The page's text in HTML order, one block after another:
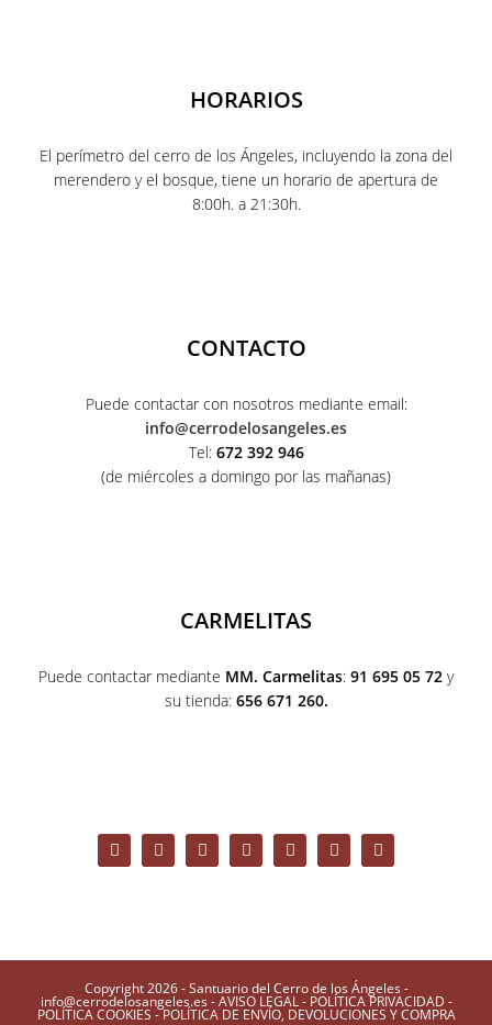
HORARIOS
El perímetro del cerro de los Ángeles, incluyendo la zona del
merendero y el bosque, tiene un horario de apertura de
8:00h. a 21:30h.
CONTACTO
Puede contactar con nosotros mediante email:
info@cerrodelosangeles.es
Tel: 672 392 946
(de miércoles a domingo por las mañanas)
CARMELITAS
Puede contactar mediante MM. Carmelitas: 91 695 05 72 y
su tienda: 656 671 260.
Copyright 2026 - Santuario del Cerro de los Ángeles -
info@cerrodelosangeles.es -AVISO LEGAL- POLÍTICA PRIVACIDAD -
POLÍTICA COOKIES -POLÍTICA DE ENVÍO, DEVOLUCIONES Y COMPRA